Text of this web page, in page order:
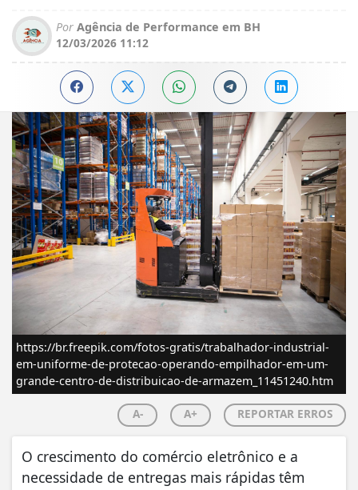
Por Agência de Performance em BH
12/03/2026 11:12
https://br.freepik.com/fotos-gratis/trabalhador-industrial-
em-uniforme-de-protecao-operando-empilhador-em-um-
grande-centro-de-distribuicao-de-armazem_11451240.htm
A- A+ REPORTAR ERROS
O crescimento do comércio eletrônico e a
necessidade de entregas mais rápidas têm